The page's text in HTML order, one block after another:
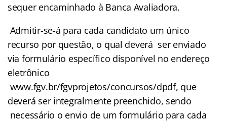
sequer encaminhado à Banca Avaliadora.
Admitir-se-á para cada candidato um único
recurso por questão, o qual deverá ser enviado
via formulário específico disponível no endereço
eletrônico
www.fgv.br/fgvprojetos/concursos/dpdf, que
deverá ser integralmente preenchido, sendo
necessário o envio de um formulário para cada